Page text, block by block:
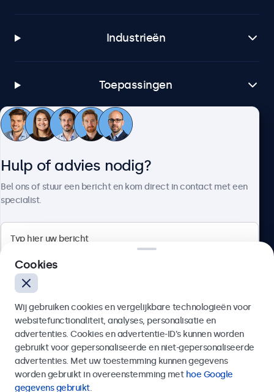
Industrieën
Toepassingen
Klantenservice
4.8/5 door 5000+ bedrijven
Nederlands
Hulp of advies nodig?
Bel ons of stuur een bericht en kom direct in contact met een
specialist.
Verzenden
Of bel ons op
Cookies
Wij gebruiken cookies en vergelijkbare technologieën voor
websitefunctionaliteit, analyses, personalisatie en
advertenties. Cookies en advertentie-ID’s kunnen worden
gebruikt voor gepersonaliseerde en niet-gepersonaliseerde
advertenties. Met uw toestemming kunnen gegevens
worden gebruikt in overeenstemming met hoe Google
gegevens gebruikt.